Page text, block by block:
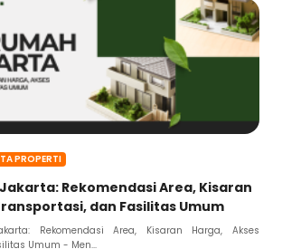
PROPERTI
Rekomendasi Area, Kisaran
dan Fasilitas Umum
Rekomendasi Area, Kisaran Harga, Akses
Umum - Men...